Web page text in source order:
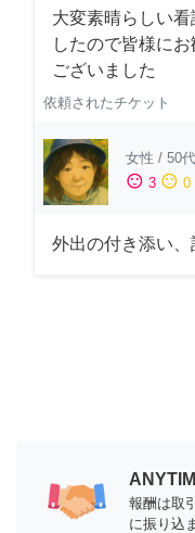
大変素晴らしい
したので皆様に
ございました
依頼されたチケット
女性 / 50代
sentiment_satisfied 3 sentiment_neutral 0
外出の付き添い、
報酬は取
に振り込